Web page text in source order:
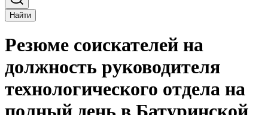
Найти
Резюме соискателей на
должность руководителя
технологического отдела на